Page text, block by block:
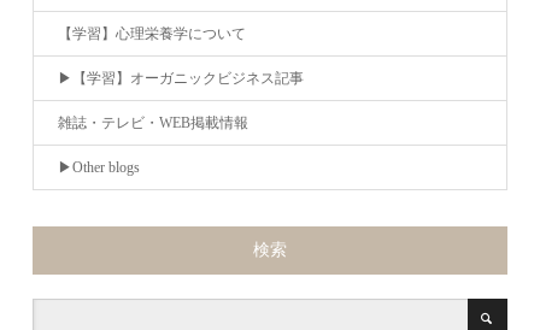
【学習】心理栄養学について
▶︎【学習】オーガニックビジネス記事
雑誌・テレビ・WEB掲載情報
▶︎Other blogs
検索